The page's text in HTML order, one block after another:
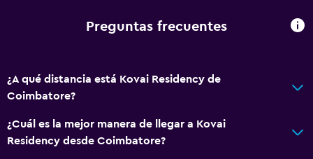
Preguntas frecuentes
¿A qué distancia está Kovai Residency de
Coimbatore?
¿Cuál es la mejor manera de llegar a Kovai
Residency desde Coimbatore?